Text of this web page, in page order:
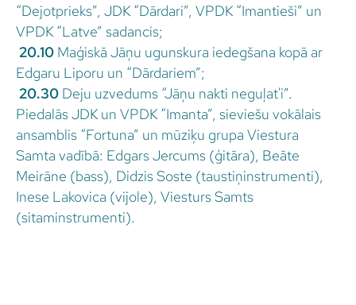
“Dejotprieks”, JDK “Dārdari”, VPDK “Imantieši” un
VPDK “Latve” sadancis;
20.10 Maģiskā Jāņu ugunskura iedegšana kopā ar
Edgaru Liporu un “Dārdariem”;
20.30 Deju uzvedums “Jāņu nakti neguļat'i”.
Piedalās JDK un VPDK “Imanta”, sieviešu vokālais
ansamblis “Fortuna” un mūziķu grupa Viestura
Samta vadībā: Edgars Jercums (ģitāra), Beāte
Meirāne (bass), Didzis Soste (taustiņinstrumenti),
Inese Lakovica (vijole), Viesturs Samts
(sitaminstrumenti).